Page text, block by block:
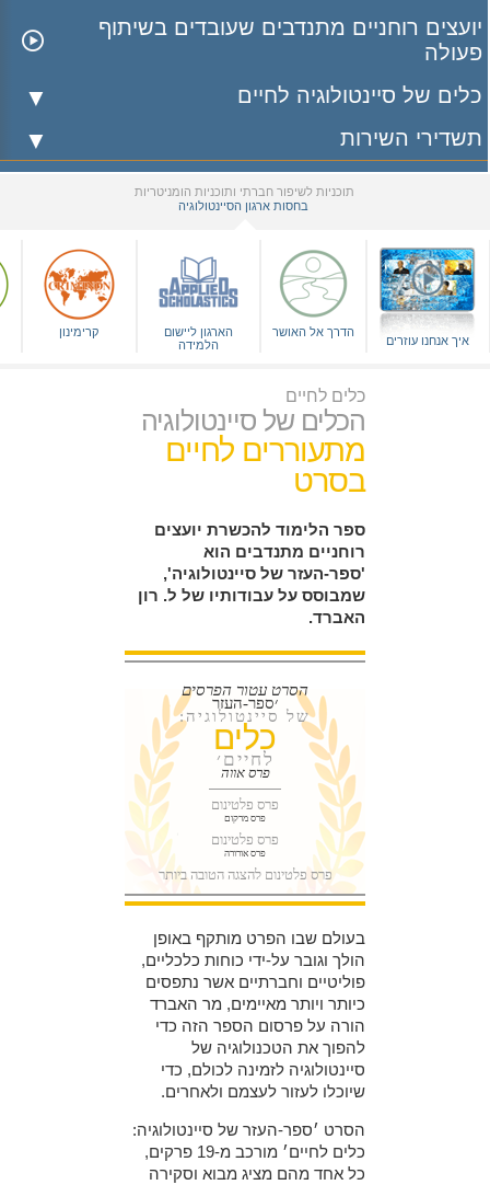
יועצים רוחניים מתנדבים שעובדים בשיתוף
פעולה
כלים של סיינטולוגיה לחיים
תשדירי השירות
תוכניות לשיפור חברתי ותוכניות הומניטריות
בחסות ארגון הסיינטולוגיה
איך אנחנו עוזרים
הדרך אל האושר
הארגון ליישום
הלמידה
קרימינון
כלים לחיים
הכלים של סיינטולוגיה
מתעוררים לחיים
בסרט
ספר הלימוד להכשרת יועצים
רוחניים מתנדבים הוא
'ספר-העזר של סיינטולוגיה',
שמבוסס על עבודותיו של ל. רון
האברד.
הסרט עטור הפרסים
׳ספר-העזר
של סיינטולוגיה:
כלים
לחיים׳
פרס אווה
פרס פלטינום
פרס מרקום
פרס פלטינום
פרס אורורה
פרס פלטינום להצגה הטובה ביותר
בעולם שבו הפרט מותקף באופן
הולך וגובר על-ידי כוחות כלכליים,
פוליטיים וחברתיים אשר נתפסים
כיותר ויותר מאיימים, מר האברד
הורה על פרסום הספר הזה כדי
להפוך את הטכנולוגיה של
סיינטולוגיה לזמינה לכולם, כדי
שיוכלו לעזור לעצמם ולאחרים.
הסרט ׳ספר-העזר של סיינטולוגיה:
כלים לחיים׳ מורכב מ-19 פרקים,
כל אחד מהם מציג מבוא וסקירה